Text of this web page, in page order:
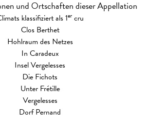
und Ortschaften dieser Appellation
klassifiziert als 1ercru
Clos Berthet
Hohlraum des Netzes
In Caradeux
Insel Vergelesses
Die Fichots
Unter Frétille
Vergelesses
Dorf Pernand